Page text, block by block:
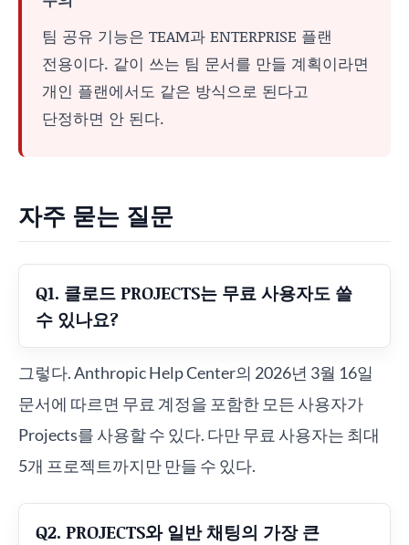
팀 공유 기능은 TEAM과 ENTERPRISE 플랜
전용이다. 같이 쓰는 팀 문서를 만들 계획이라면
개인 플랜에서도 같은 방식으로 된다고
단정하면 안 된다.
자주 묻는 질문
Q1. 클로드 PROJECTS는 무료 사용자도 쓸
수 있나요?
그렇다. Anthropic Help Center의 2026년 3월 16일
문서에 따르면 무료 계정을 포함한 모든 사용자가
Projects를 사용할 수 있다. 다만 무료 사용자는 최대
5개 프로젝트까지만 만들 수 있다.
Q2. PROJECTS와 일반 채팅의 가장 큰